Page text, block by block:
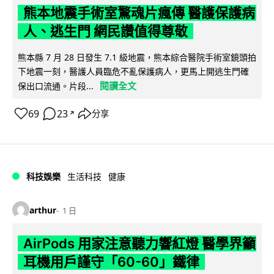
熊本地震手術室驚魂片瘋傳 醫護保護病
人、逃生門 網民讚值得尊敬
熊本縣 7 月 28 日發生 7.1 級地震，熊本綜合醫院手術室鏡頭拍
下地震一刻，醫護人員臨危不亂保護病人，更馬上開逃生門確
保出口流通。片段...
閱讀全文
69 23 ↗ 分享
科技娛樂 生活科技 健康
arthur 1 日
AirPods 用家注意聽力響紅燈 醫學界籲
耳機用戶謹守「60-60」鐵律